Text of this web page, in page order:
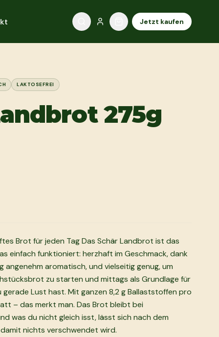
Jetzt kaufen
LAKTOSEFREI
275g
Brot für jeden Tag Das Schär Landbrot ist das
einfach funktioniert: herzhaft im Geschmack, dank
angenehm aromatisch, und vielseitig genug, um
zu starten und mittags als Grundlage für
gerade Lust hast. Mit ganzen 8,2 g Ballaststoffen pro
– das merkt man. Das Brot bleibt bei
was du nicht gleich isst, lässt sich nach dem
nichts verschwendet wird.